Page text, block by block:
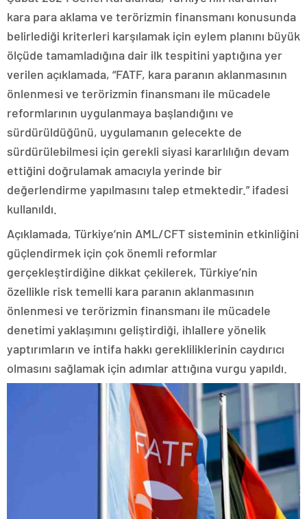
kara para aklama ve terörizmin finansmanı konusunda
belirlediği kriterleri karşılamak için eylem planını büyük
ölçüde tamamladığına dair ilk tespitini yaptığına yer
verilen açıklamada, “FATF, kara paranın aklanmasının
önlenmesi ve terörizmin finansmanı ile mücadele
reformlarının uygulanmaya başlandığını ve
sürdürüldüğünü, uygulamanın gelecekte de
sürdürülebilmesi için gerekli siyasi kararlılığın devam
ettiğini doğrulamak amacıyla yerinde bir
değerlendirme yapılmasını talep etmektedir.” ifadesi
kullanıldı.
Açıklamada, Türkiye’nin AML/CFT sisteminin etkinliğini
güçlendirmek için çok önemli reformlar
gerçekleştirdiğine dikkat çekilerek, Türkiye’nin
özellikle risk temelli kara paranın aklanmasının
önlenmesi ve terörizmin finansmanı ile mücadele
denetimi yaklaşımını geliştirdiği, ihlallere yönelik
yaptırımların ve intifa hakkı gerekliliklerinin caydırıcı
olmasını sağlamak için adımlar attığına vurgu yapıldı.